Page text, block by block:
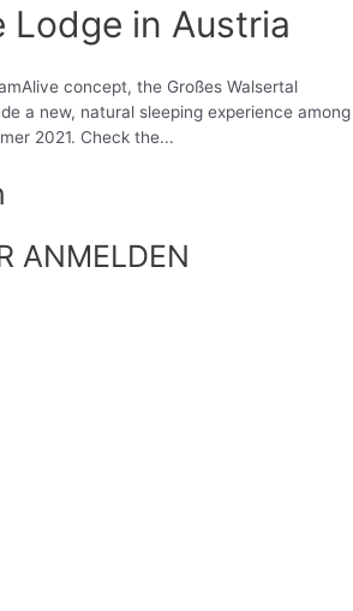
Lodge in Austria
concept, the Großes Walsertal
a new, natural sleeping experience among
2021. Check the...
ANMELDEN